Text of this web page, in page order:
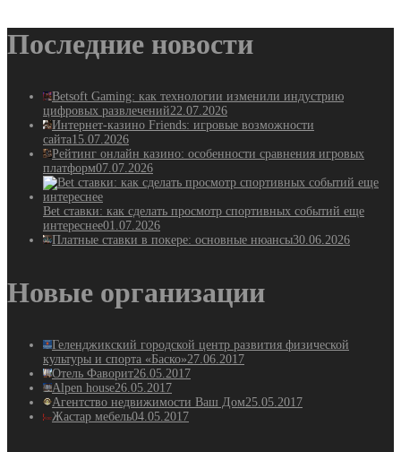
Последние новости
Betsoft Gaming: как технологии изменили индустрию
цифровых развлечений22.07.2026
Интернет-казино Friends: игровые возможности
сайта15.07.2026
Рейтинг онлайн казино: особенности сравнения игровых
платформ07.07.2026
Bet ставки: как сделать просмотр спортивных событий еще
интереснее01.07.2026
Платные ставки в покере: основные нюансы30.06.2026
Новые организации
Геленджикский городской центр развития физической
культуры и спорта «Баско»27.06.2017
Отель Фаворит26.05.2017
Alpen house26.05.2017
Агентство недвижимости Ваш Дом25.05.2017
Жастар мебель04.05.2017